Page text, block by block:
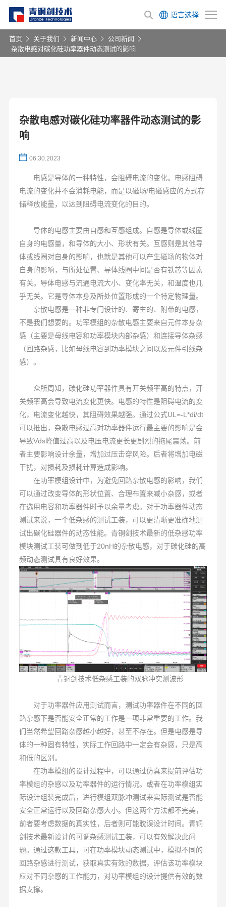
语言选择
首页 关于我们 新闻中心
公司新闻
杂散电感对碳化硅功率器件动态测试的影响
杂散电感对碳化硅功率器件动态测试的影
响
06.30.2023
电感是导体的一种特性，会阻碍电流的变化。电感阻碍
电流的变化并不会消耗电能，而是以磁场/电磁感应的方式存
储释放能量，以达到阻碍电流变化的目的。
导体的电感主要由自感和互感组成。自感是导体或线圈
自身的电感量，和导体的大小、形状有关。互感则是其他导
体或线圈对自身的影响，也就是其他可以产生磁场的物体对
自身的影响，与所处位置、导体线圈中间是否有铁芯等因素
有关。导体电感与流通电流大小、变化率无关，和温度也几
乎无关。它是导体本身及所处位置形成的一个特定物理量。
杂散电感是一种非专门设计的、寄生的、附带的电感，
不是我们想要的。功率模组的杂散电感主要来自元件本身杂
感（主要是母线电容和功率模块内部杂感）和连接导体杂感
（回路杂感，比如母线电容到功率模块之间以及元件引线杂
感）。
众所周知，碳化硅功率器件具有开关频率高的特点，开
关频率高会导致电流变化更快。电感的特性是阻碍电流的变
化，电流变化越快，其阻碍效果越强。通过公式UL=-L*di/dt
可以推出，杂散电感过高对功率器件运行最主要的影响是会
导致Vds峰值过高以及电压电流更长更剧烈的拖尾震荡。前
者主要影响设计余量，增加过压击穿风险。后者将增加电磁
干扰，对损耗及损耗计算造成影响。
在功率模组设计中，为避免回路杂散电感的影响，我们
可以通过改变导体的形状位置、合理布置来减小杂感，或者
在选用电容和功率器件时予以余量考虑。对于功率器件动态
测试来说，一个低杂感的测试工装，可以更清晰更准确地测
试出碳化硅器件的动态性能。青铜剑技术最新的低杂感功率
模块测试工装可做到低于20nH的杂散电感，对于碳化硅的高
频动态测试具有良好效果。
青铜剑技术低杂感工装的双脉冲实测波形
对于功率器件应用测试而言，测试功率器件在不同的回
路杂感下是否能安全正常的工作是一项非常重要的工作。我
们当然希望回路杂感越小越好，甚至不存在。但是电感是导
体的一种固有特性，实际工作回路中一定会有杂感，只是高
和低的区别。
在功率模组的设计过程中，可以通过仿真来提前评估功
率模组的杂感以及功率器件的运行情况。或者在功率模组实
际设计组装完成后，进行模组双脉冲测试来实际测试是否能
安全正常运行以及回路杂感大小。但这两个方法都不完美，
前者要考虑数据的真实性，后者则可能耽误设计时间。青铜
剑技术最新设计的可调杂感测试工装，可以有效解决此问
题。通过这款工具，可在功率模块动态测试中，模拟不同的
回路杂感进行测试，获取真实有效的数据，评估该功率模块
应对不同杂感的工作能力，对功率模组的设计提供有效的数
据支撑。